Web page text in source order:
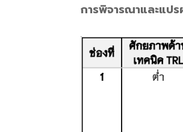
การพิจารณาและแปร